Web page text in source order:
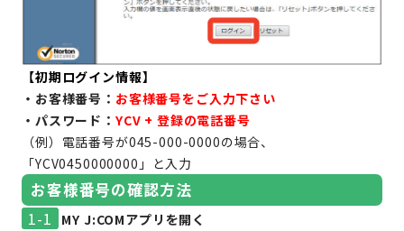
【初期ログイン情報】
・お客様番号： お客様番号をご入力下さい
・パスワード： YCV + 登録の電話番号
（例）電話番号が045-000-0000の場合、
「YCV0450000000」と入力
お客様番号の確認方法
1-1
MY J:COMアプリを開く